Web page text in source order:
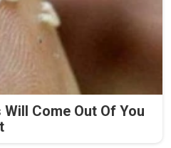
Come Out Of You